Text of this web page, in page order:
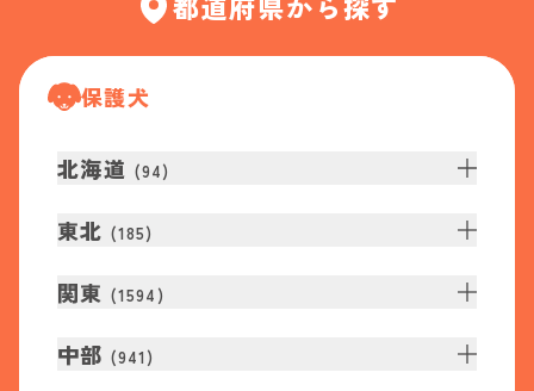
保護犬
北海道 (94)
東北 (185)
関東 (1594 )
中部 (941 )